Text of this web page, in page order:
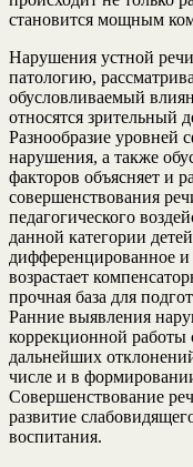
становится мощным
Нарушения устной
патологию,
обусловливаемый
относятся зрительный
Разнообразие уровней
нарушения, а также
факторов объясняет и
совершенствования
педагогического
данной категории
дифференцированное
возрастает
прочная база для
Ранние выявления
коррекционной
дальнейших
числе и в
Совершенствование
развитие
воспитания.